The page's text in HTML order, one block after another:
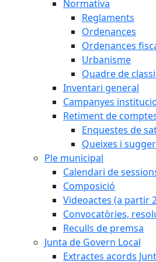
Normativa
Reglaments
Ordenances
Ordenances
Urbanisme
Quadre de
Inventari general
Campanyes
Retiment de
Enquestes de
Queixes i
Ple municipal
Calendari de
Composició
Videoactes (a partir
Convocatòries,
Reculls de premsa
Junta de Govern Local
Extractes acords